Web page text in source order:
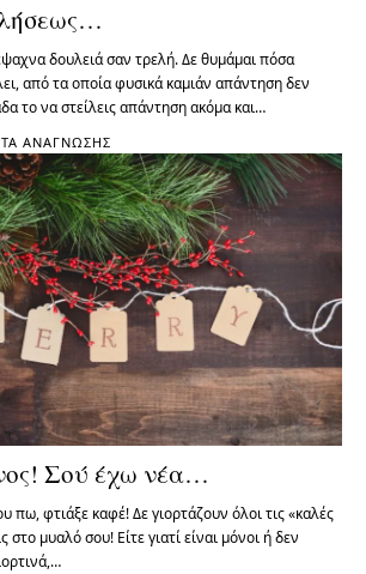
δουλειά σαν τρελή. Δε θυμάμαι πόσα
από τα οποία φυσικά καμιάν απάντηση δεν
το να στείλεις απάντηση ακόμα και…
ΑΝΆΓΝΩΣΗΣ
Σού έχω νέα…
πω, φτιάξε καφέ! Δε γιορτάζουν όλοι τις «καλές
στο μυαλό σου! Είτε γιατί είναι μόνοι ή δεν